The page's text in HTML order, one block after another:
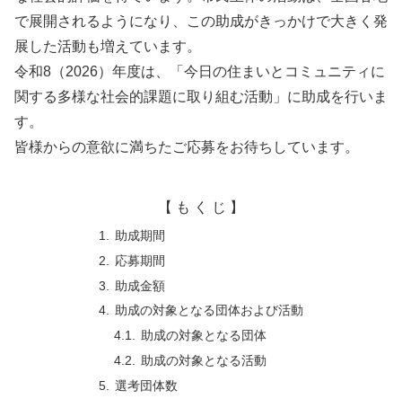
で展開されるようになり、この助成がきっかけで大きく発
展した活動も増えています。
令和8（2026）年度は、「今日の住まいとコミュニティに
関する多様な社会的課題に取り組む活動」に助成を行いま
す。
皆様からの意欲に満ちたご応募をお待ちしています。
【 も く じ 】
助成期間
応募期間
助成金額
助成の対象となる団体および活動
助成の対象となる団体
助成の対象となる活動
選考団体数